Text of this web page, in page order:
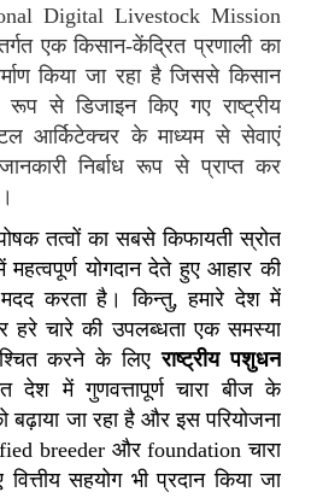
Digital Livestock Mission
एक किसान-केंद्रित प्रणाली का
किया जा रहा है जिससे किसान
रूप से डिजाइन किए गए राष्ट्रीय
आर्किटेक्चर के माध्यम से सेवाएं
निर्बाध रूप से प्राप्त कर
तत्वों का सबसे किफायती स्रोत
महत्वपूर्ण योगदान देते हुए आहार की
करता है। किन्तु,हमारे देश में
हरे चारे की उपलब्धता एक समस्या
करने के लिएराष्ट्रीय पशुधन
देश में गुणवत्तापूर्ण चारा बीज के
बढ़ाया जा रहा है और इस परियोजना
breeder औरfoundationचारा
सहयोग भी प्रदान किया जा